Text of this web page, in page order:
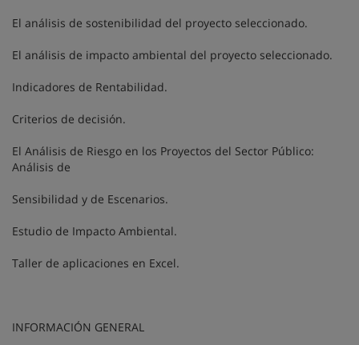
El análisis de sostenibilidad del proyecto seleccionado.
El análisis de impacto ambiental del proyecto seleccionado.
Indicadores de Rentabilidad.
Criterios de decisión.
El Análisis de Riesgo en los Proyectos del Sector Público:
Análisis de
Sensibilidad y de Escenarios.
Estudio de Impacto Ambiental.
Taller de aplicaciones en Excel.
INFORMACIÓN GENERAL